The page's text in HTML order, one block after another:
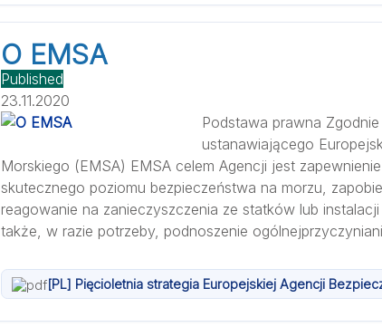
O EMSA
Published
23.11.2020
Podstawa prawna
ustanawiającego
Morskiego (EMSA) EMSA celem Agencji jest
skutecznego poziomu bezpieczeństwa na morzu,
reagowanie na zanieczyszczenia ze statków lub
także, w razie potrzeby, podnoszenie
[PL] Pięcioletnia strategia Europejskiej Agencji